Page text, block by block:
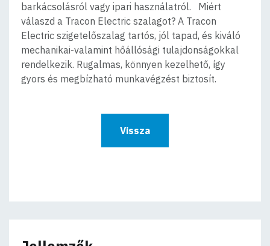
barkácsolásról vagy ipari használatról. Miért
válaszd a Tracon Electric szalagot? A Tracon
Electric szigetelőszalag tartós, jól tapad, és kiváló
mechanikai-valamint hőállósági tulajdonságokkal
rendelkezik. Rugalmas, könnyen kezelhető, így
gyors és megbízható munkavégzést biztosít.
Vissza